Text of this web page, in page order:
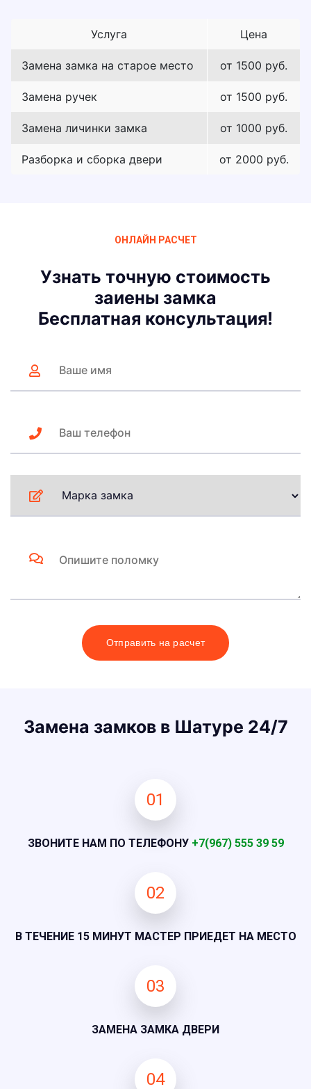
Услуга Цена
Замена замка на старое место от 1500 руб.
Замена ручек от 1500 руб.
Замена личинки замка от 1000 руб.
Разборка и сборка двери от 2000 руб.
ОНЛАЙН РАСЧЕТ
Узнать точную стоимость
заиены замка
Бесплатная консультация!
Отправить на расчет
Замена замков в Шатуре 24/7
01
ЗВОНИТЕ НАМ ПО ТЕЛЕФОНУ +7(967) 555 39 59
02
В ТЕЧЕНИЕ 15 МИНУТ МАСТЕР ПРИЕДЕТ НА МЕСТО
03
ЗАМЕНА ЗАМКА ДВЕРИ
04